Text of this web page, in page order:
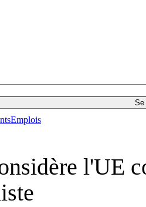
Se
Emplois
l'UE